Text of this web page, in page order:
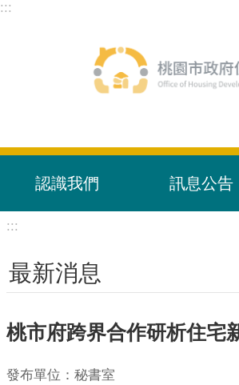
跳到主要內容區塊
:::
認識我們 訊息公告
:::
最新消息
桃市府跨界合作研析住宅
發布單位：秘書室